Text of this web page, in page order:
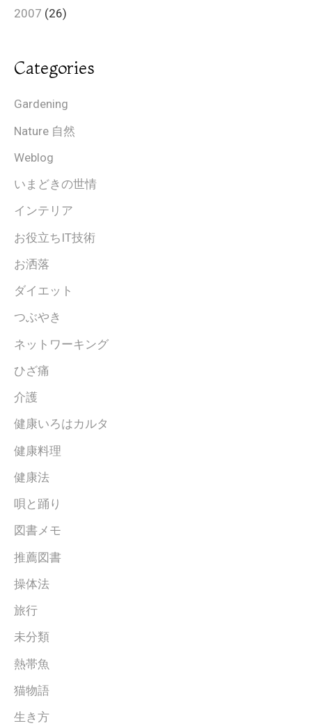
2007 (26)
Categories
Gardening
Nature 自然
Weblog
いまどきの世情
インテリア
お役立ちIT技術
お洒落
ダイエット
つぶやき
ネットワーキング
ひざ痛
介護
健康いろはカルタ
健康料理
健康法
唄と踊り
図書メモ
推薦図書
操体法
旅行
未分類
熱帯魚
猫物語
生き方